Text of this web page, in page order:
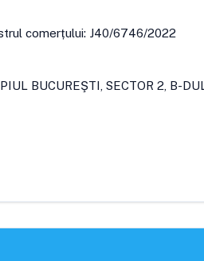
comerțului: J40/6746/2022
BUCUREŞTI, SECTOR 2, B-